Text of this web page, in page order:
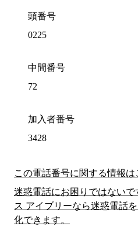
頭番号
0225
中間番号
72
加入者番号
3428
この電話番号に関する情報は
迷惑電話にお困りではない
ス アイブリーなら迷惑電話
化できます。